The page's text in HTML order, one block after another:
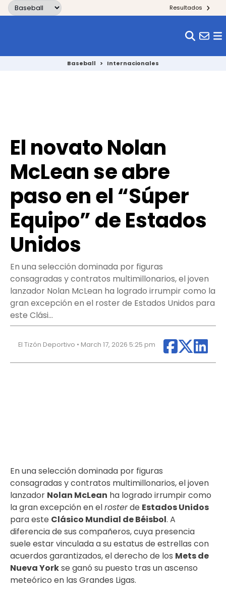
Skip to content Resultados
Baseball > Internacionales
El novato Nolan
McLean se abre
paso en el “Súper
Equipo” de Estados
Unidos
En una selección dominada por figuras
consagradas y contratos multimillonarios, el joven
lanzador Nolan McLean ha logrado irrumpir como la
gran excepción en el roster de Estados Unidos para
este Clási…
El Tizón Deportivo • March 17, 2026 5:25 pm
En una selección dominada por figuras
consagradas y contratos multimillonarios, el joven
lanzador Nolan McLean ha logrado irrumpir como
la gran excepción en elrosterde Estados Unidos
para este Clásico Mundial de Béisbol. A
diferencia de sus compañeros, cuya presencia
suele estar vinculada a su estatus de estrellas con
acuerdos garantizados, el derecho de los Mets de
Nueva Yorkse ganó su puesto tras un ascenso
meteórico en las Grandes Ligas.